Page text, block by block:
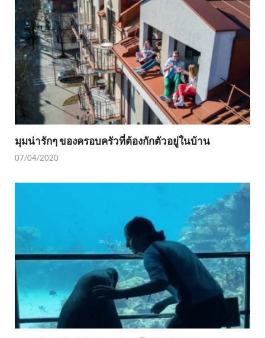
มุมน่ารักๆ ของครอบครัวที่ต้องกักตัวอยู่ในบ้าน
07/04/2020